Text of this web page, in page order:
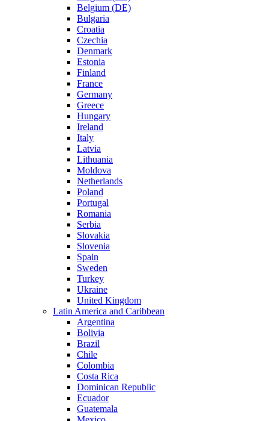
Belgium (DE)
Bulgaria
Croatia
Czechia
Denmark
Estonia
Finland
France
Germany
Greece
Hungary
Ireland
Italy
Latvia
Lithuania
Moldova
Netherlands
Poland
Portugal
Romania
Serbia
Slovakia
Slovenia
Spain
Sweden
Turkey
Ukraine
United Kingdom
Latin America and Caribbean
Argentina
Bolivia
Brazil
Chile
Colombia
Costa Rica
Dominican Republic
Ecuador
Guatemala